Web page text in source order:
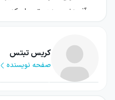
آفرینش هنری تبدیل کند.
زیادی به آینده نگاه
رستورانی که مادرش در آن
ناچار به نقل مکان به
کریس تبتس
صفحه نویسنده